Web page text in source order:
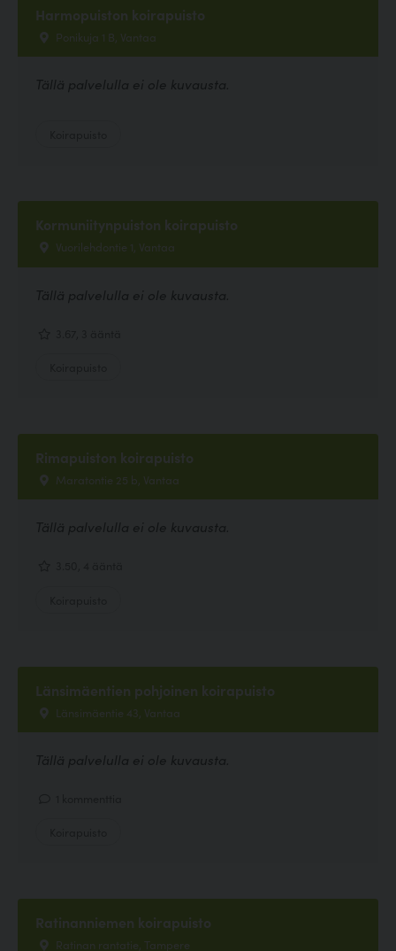
Harmopuiston koirapuisto
Ponikuja 1 B, Vantaa
Tällä palvelulla ei ole kuvausta.
Kormuniitynpuiston koirapuisto
Vuorilehdontie 1, Vantaa
Tällä palvelulla ei ole kuvausta.
Rimapuiston koirapuisto
Maratontie 25 b, Vantaa
Tällä palvelulla ei ole kuvausta.
Länsimäentien pohjoinen koirapuisto
Länsimäentie 43, Vantaa
Tällä palvelulla ei ole kuvausta.
Ratinanniemen koirapuisto
Ratinan rantatie, Tampere